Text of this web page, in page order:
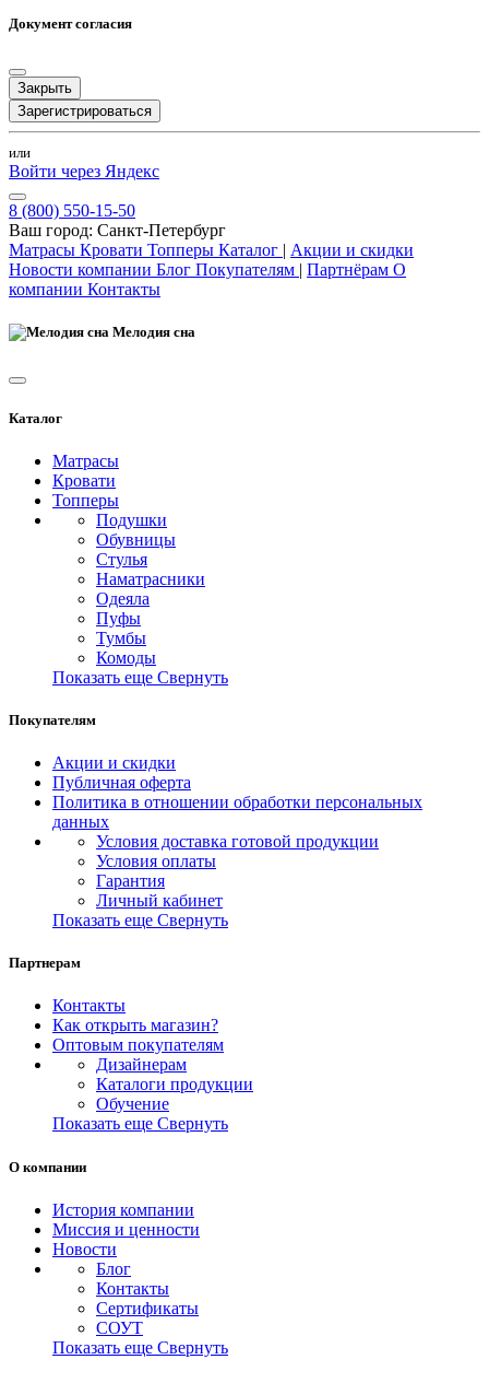
Документ согласия
Закрыть
Зарегистрироваться
или
Войти через Яндекс
8 (800) 550-15-50
Ваш город: Санкт-Петербург
Матрасы Кровати Топперы Каталог | Акции и скидки
Новости компании Блог Покупателям | Партнёрам О
компании Контакты
Мелодия сна
Каталог
Матрасы
Кровати
Топперы
Подушки
Обувницы
Стулья
Наматрасники
Одеяла
Пуфы
Тумбы
Комоды
Показать еще Свернуть
Покупателям
Акции и скидки
Публичная оферта
Политика в отношении обработки персональных
данных
Условия доставка готовой продукции
Условия оплаты
Гарантия
Личный кабинет
Показать еще Свернуть
Партнерам
Контакты
Как открыть магазин?
Оптовым покупателям
Дизайнерам
Каталоги продукции
Обучение
Показать еще Свернуть
О компании
История компании
Миссия и ценности
Новости
Блог
Контакты
Сертификаты
СОУТ
Показать еще Свернуть